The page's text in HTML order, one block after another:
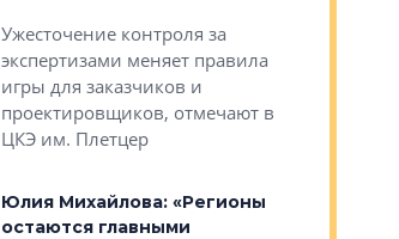
Ужесточение контроля за
экспертизами меняет правила
игры для заказчиков и
проектировщиков, отмечают в
ЦКЭ им. Плетцер
Юлия Михайлова: «Регионы
остаются главными